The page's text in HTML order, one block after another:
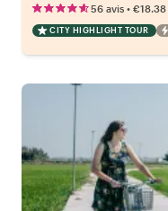
56 avis • €18.38
CITY HIGHLIGHT TOUR